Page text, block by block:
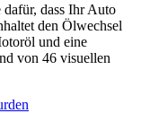
dass Ihr Auto
den Ölwechsel
und eine
von 46 visuellen